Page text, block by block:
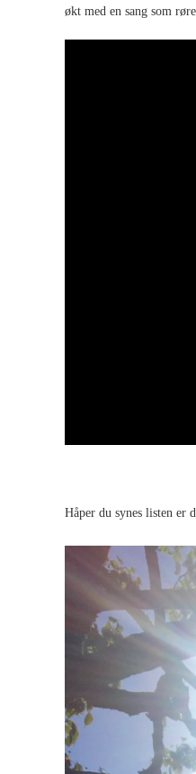
økt med en sang som
Håper du synes listen er